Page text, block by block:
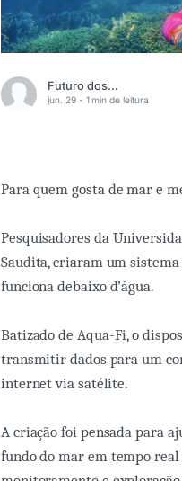
Futuro dos Negócios
jun. 29 - 1 min de leitura
Para quem gosta de mar e
Pesquisadores da
Saudita, criaram um
funciona debaixo d’água.
Batizado de Aqua-Fi, o
transmitir dados para um
internet via satélite.
A criação foi pensada para
fundo do mar em tempo real